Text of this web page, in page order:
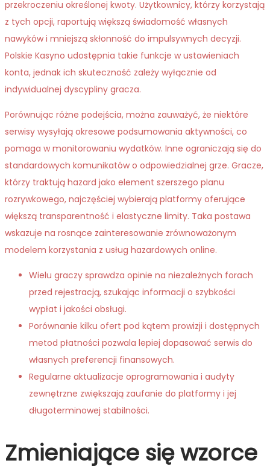
przekroczeniu określonej kwoty. Użytkownicy, którzy korzystają
z tych opcji, raportują większą świadomość własnych
nawyków i mniejszą skłonność do impulsywnych decyzji.
Polskie Kasyno udostępnia takie funkcje w ustawieniach
konta, jednak ich skuteczność zależy wyłącznie od
indywidualnej dyscypliny gracza.
Porównując różne podejścia, można zauważyć, że niektóre
serwisy wysyłają okresowe podsumowania aktywności, co
pomaga w monitorowaniu wydatków. Inne ograniczają się do
standardowych komunikatów o odpowiedzialnej grze. Gracze,
którzy traktują hazard jako element szerszego planu
rozrywkowego, najczęściej wybierają platformy oferujące
większą transparentność i elastyczne limity. Taka postawa
wskazuje na rosnące zainteresowanie zrównoważonym
modelem korzystania z usług hazardowych online.
Wielu graczy sprawdza opinie na niezależnych forach
przed rejestracją, szukając informacji o szybkości
wypłat i jakości obsługi.
Porównanie kilku ofert pod kątem prowizji i dostępnych
metod płatności pozwala lepiej dopasować serwis do
własnych preferencji finansowych.
Regularne aktualizacje oprogramowania i audyty
zewnętrzne zwiększają zaufanie do platformy i jej
długoterminowej stabilności.
Zmieniające się wzorce